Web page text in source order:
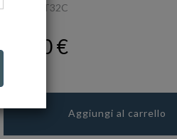
RZVT32C
79,00 €
Aggiungi al carrello